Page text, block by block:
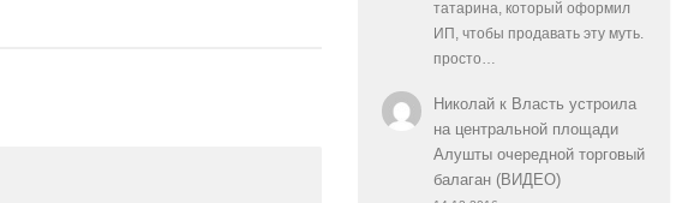
татарина, который оформил
ИП, чтобы продавать эту муть.
просто…
Николайк Власть устроила
на центральной площади
Алушты очередной торговый
балаган (ВИДЕО)